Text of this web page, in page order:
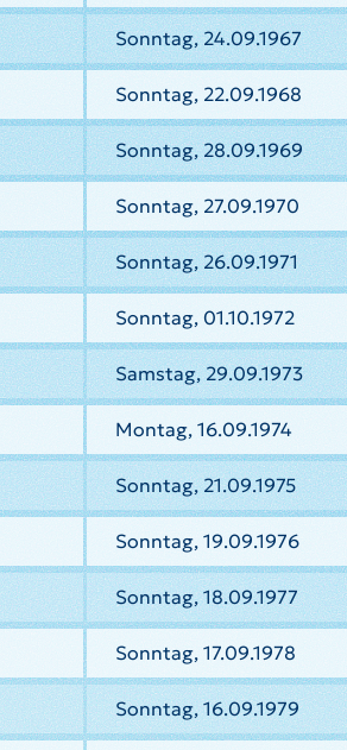
Sonntag, 24.09.1967
Sonntag, 22.09.1968
Sonntag, 28.09.1969
Sonntag, 27.09.1970
Sonntag, 26.09.1971
Sonntag, 01.10.1972
Samstag, 29.09.1973
Montag, 16.09.1974
Sonntag, 21.09.1975
Sonntag, 19.09.1976
Sonntag, 18.09.1977
Sonntag, 17.09.1978
Sonntag, 16.09.1979